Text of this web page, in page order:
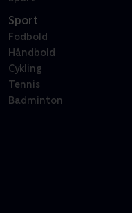
Sport
Fodbold
Håndbold
Cykling
Tennis
Badminton